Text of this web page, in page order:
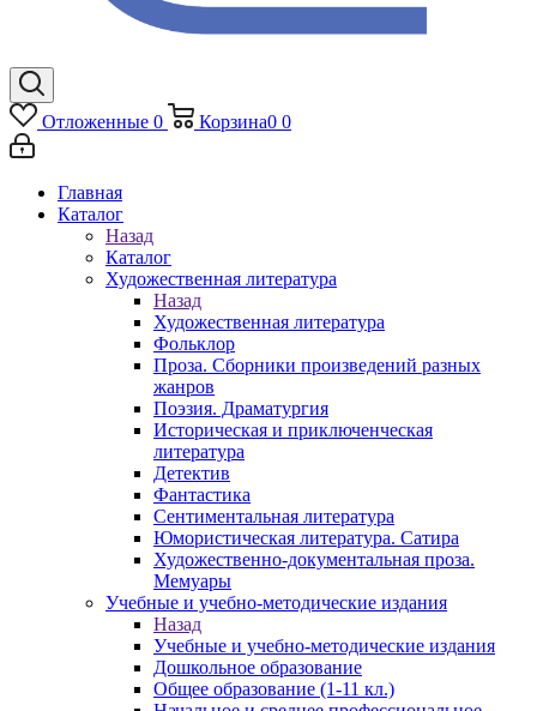
Отложенные 0 Корзина0 0
Главная
Каталог
Назад
Каталог
Художественная литература
Назад
Художественная литература
Фольклор
Проза. Сборники произведений разных
жанров
Поэзия. Драматургия
Историческая и приключенческая
литература
Детектив
Фантастика
Сентиментальная литература
Юмористическая литература. Сатира
Художественно-документальная проза.
Мемуары
Учебные и учебно-методические издания
Назад
Учебные и учебно-методические издания
Дошкольное образование
Общее образование (1-11 кл.)